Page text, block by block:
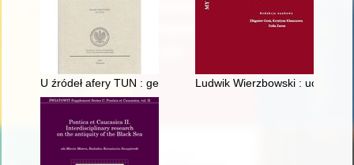
U źródeł afery TUN : generał Stanisław Tatar, rozpad
Ludwik Wierzbowski : uczony i